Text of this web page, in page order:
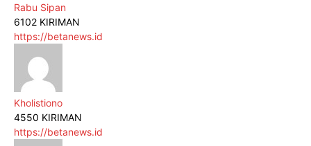
Rabu Sipan
6102 KIRIMAN
https://betanews.id
Kholistiono
4550 KIRIMAN
https://betanews.id